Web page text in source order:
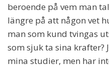
beroende på vem man
längre på att någon vet
man som kund tvingas
som sjuk ta sina krafter?
mina studier, men har